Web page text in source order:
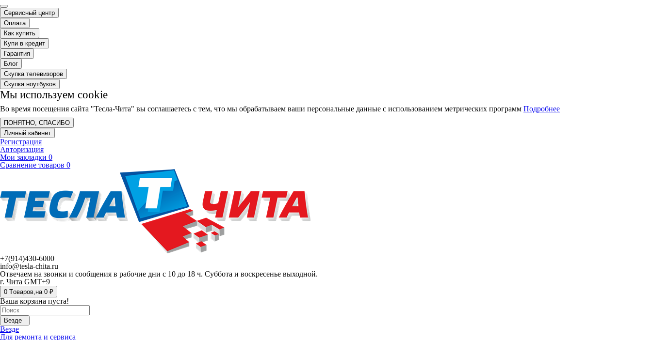
Сервисный центр
Оплата
Как купить
Купи в кредит
Гарантия
Блог
Скупка телевизоров
Скупка ноутбуков
Мы используем cookie
Во время посещения сайта "Тесла-Чита" вы соглашаетесь с тем, что мы обрабатываем ваши персональные данные с использованием метрических программ Подробнее
ПОНЯТНО, СПАСИБО
Личный кабинет
Регистрация
Авторизация
Мои закладки 0
Сравнение товаров 0
+7(914)430-6000
info@tesla-chita.ru
Отвечаем на звонки и сообщения в рабочие дни с 10 до 18 ч. Суббота и воскресенье выходной.
г. Чита GMT+9
0 Tоваров,на 0 ₽
Ваша корзина пуста!
Везде
Везде
Для ремонта и сервиса